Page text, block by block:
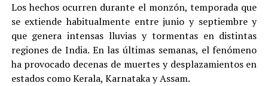
Los hechos ocurren durante el monzón, temporada que
se extiende habitualmente entre junio y septiembre y
que genera intensas lluvias y tormentas en distintas
regiones de India. En las últimas semanas, el fenómeno
ha provocado decenas de muertes y desplazamientos en
estados como Kerala, Karnataka y Assam.